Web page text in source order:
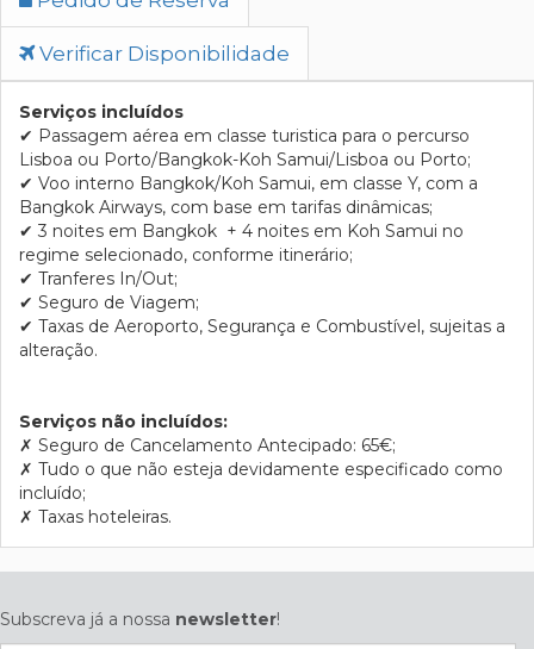
Verificar Disponibilidade
Serviços incluídos
✔ Passagem aérea em classe turistica para o percurso
Lisboa ou Porto/Bangkok-Koh Samui/Lisboa ou Porto;
✔ Voo interno Bangkok/Koh Samui, em classe Y, com a
Bangkok Airways, com base em tarifas dinâmicas;
✔ 3 noites em Bangkok + 4 noites em Koh Samui no
regime selecionado, conforme itinerário;
✔ Tranferes In/Out;
✔ Seguro de Viagem;
✔ Taxas de Aeroporto, Segurança e Combustível, sujeitas a
alteração.
Serviços não incluídos:
✗ Seguro de Cancelamento Antecipado: 65€;
✗ Tudo o que não esteja devidamente especificado como
incluído;
✗ Taxas hoteleiras.
Subscreva já a nossa newsletter!